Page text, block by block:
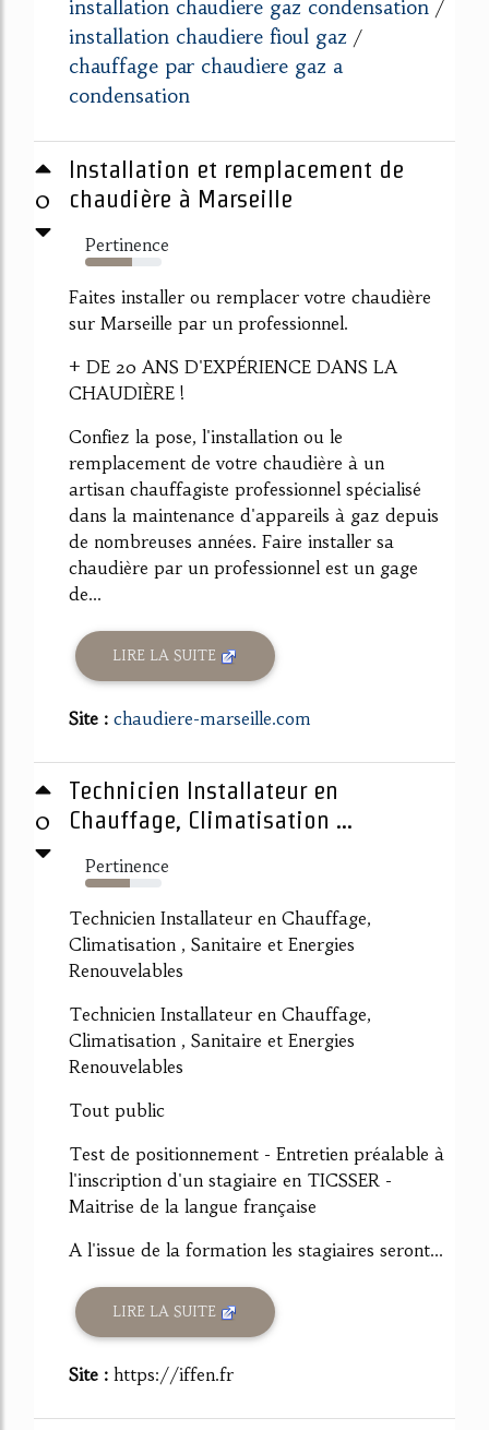
installation chaudiere gaz condensation /
installation chaudiere fioul gaz /
chauffage par chaudiere gaz a
condensation
0
Installation et remplacement de
chaudière à Marseille
Pertinence
62%
Faites installer ou remplacer votre chaudière
sur Marseille par un professionnel.
+ DE 20 ANS D'EXPÉRIENCE DANS LA
CHAUDIÈRE !
Confiez la pose, l'installation ou le
remplacement de votre chaudière à un
artisan chauffagiste professionnel spécialisé
dans la maintenance d'appareils à gaz depuis
de nombreuses années. Faire installer sa
chaudière par un professionnel est un gage
de...
LIRE LA SUITE
Site : chaudiere-marseille.com
0
Technicien Installateur en
Chauffage, Climatisation ...
Pertinence
59%
Technicien Installateur en Chauffage,
Climatisation , Sanitaire et Energies
Renouvelables
Technicien Installateur en Chauffage,
Climatisation , Sanitaire et Energies
Renouvelables
Tout public
Test de positionnement - Entretien préalable à
l'inscription d'un stagiaire en TICSSER -
Maitrise de la langue française
A l'issue de la formation les stagiaires seront...
LIRE LA SUITE
Site : https://iffen.fr